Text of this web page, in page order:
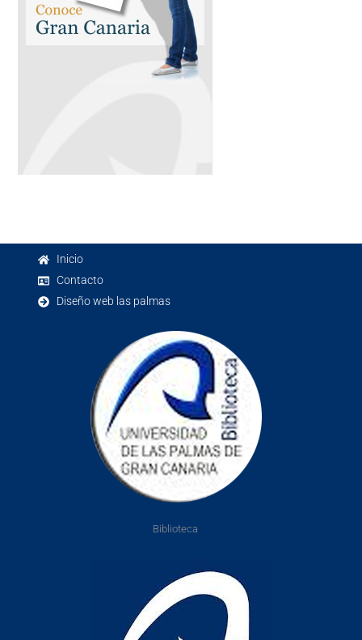
Inicio
Contacto
Diseño web las palmas
Biblioteca